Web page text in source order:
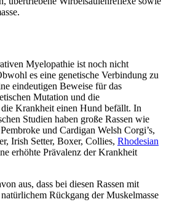
Myelopathie ist noch nicht
es eine genetische Verbindung zu
eindeutigen Beweise für das
Mutation und die
Krankheit einen Hund befällt. In
Studien haben große Rassen wie
und Cardigan Welsh Corgi’s,
Irish Setter, Boxer, Collies, Rhodesian
erhöhte Prävalenz der Krankheit
aus, dass bei diesen Rassen mit
Rückgang der Muskelmasse